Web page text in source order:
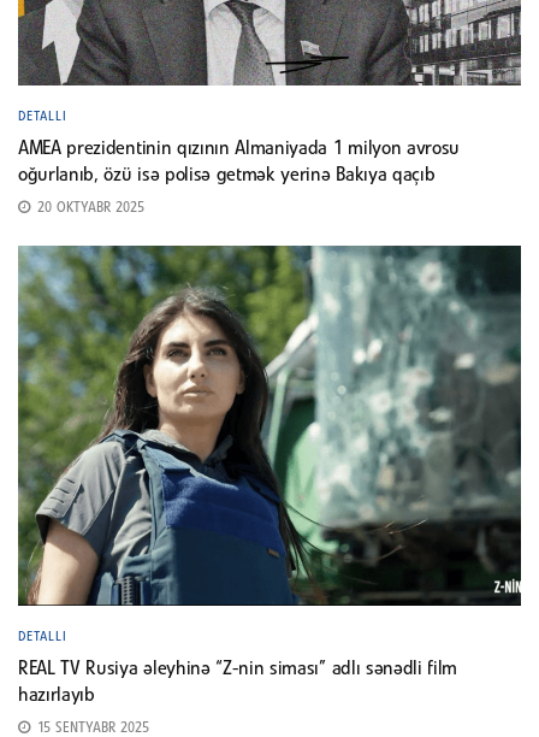
DETALLI
AMEA prezidentinin qızının Almaniyada 1 milyon avrosu
oğurlanıb, özü isə polisə getmək yerinə Bakıya qaçıb
20 OKTYABR 2025
DETALLI
REAL TV Rusiya əleyhinə “Z-nin siması” adlı sənədli film
hazırlayıb
15 SENTYABR 2025